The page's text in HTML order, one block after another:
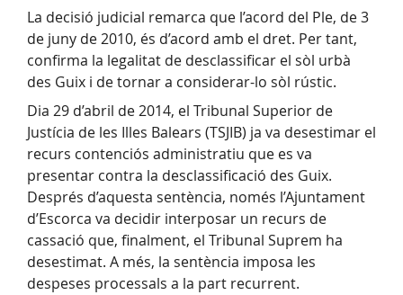
La decisió judicial remarca que l’acord del Ple, de 3
de juny de 2010, és d’acord amb el dret. Per tant,
confirma la legalitat de desclassificar el sòl urbà
des Guix i de tornar a considerar-lo sòl rústic.
Dia 29 d’abril de 2014, el Tribunal Superior de
Justícia de les Illes Balears (TSJIB) ja va desestimar el
recurs contenciós administratiu que es va
presentar contra la desclassificació des Guix.
Després d’aquesta sentència, només l’Ajuntament
d’Escorca va decidir interposar un recurs de
cassació que, finalment, el Tribunal Suprem ha
desestimat. A més, la sentència imposa les
despeses processals a la part recurrent.